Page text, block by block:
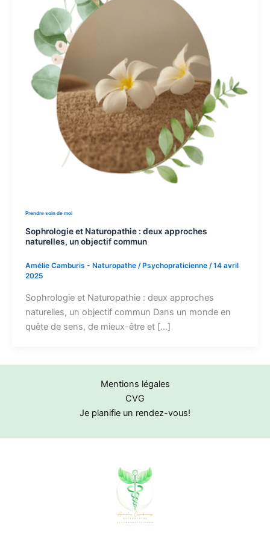
Prendre soin de moi
Sophrologie et Naturopathie : deux approches
naturelles, un objectif commun
Amélie Camburis - Naturopathe / Psychopraticienne /14 avril
2025
Sophrologie et Naturopathie : deux approches
naturelles, un objectif commun Dans un monde en
quête de sens, de mieux-être et […]
Mentions légales
CVG
Je planifie un rendez-vous!